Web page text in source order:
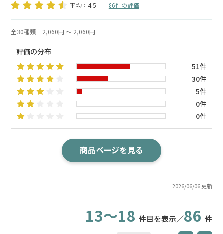
平均：4.5 86件の評価
2026/06/06 更新
全30種類 2,060円 ～ 2,060円
評価の分布
51件
30件
5件
0件
0件
商品ページを見る
13～18 件目を表示／86 件